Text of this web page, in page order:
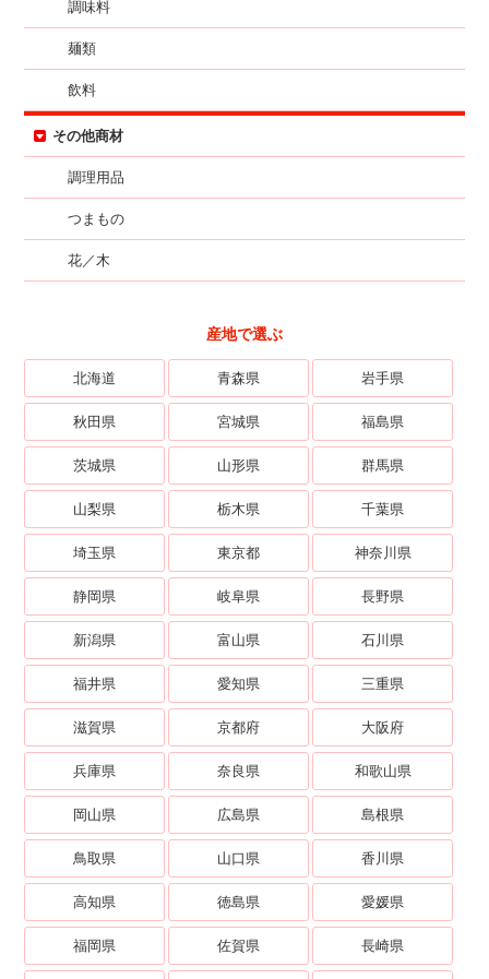
調味料
麺類
飲料
その他商材
調理用品
つまもの
花／木
産地で選ぶ
北海道 青森県 岩手県
秋田県 宮城県 福島県
茨城県 山形県 群馬県
山梨県 栃木県 千葉県
埼玉県 東京都 神奈川県
静岡県 岐阜県 長野県
新潟県 富山県 石川県
福井県 愛知県 三重県
滋賀県 京都府 大阪府
兵庫県 奈良県 和歌山県
岡山県 広島県 島根県
鳥取県 山口県 香川県
高知県 徳島県 愛媛県
福岡県 佐賀県 長崎県